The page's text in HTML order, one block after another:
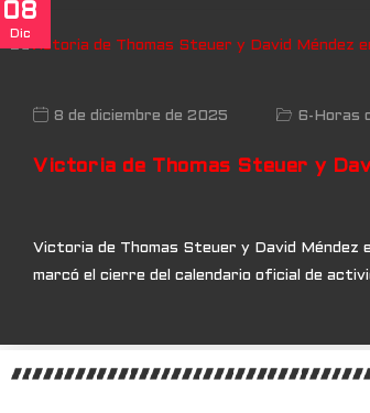
08
Dic
8 de diciembre de 2025 6-Horas
Victoria de Thomas Steuer y
Victoria de Thomas Steuer y David Méndez
marcó el cierre del calendario oficial de